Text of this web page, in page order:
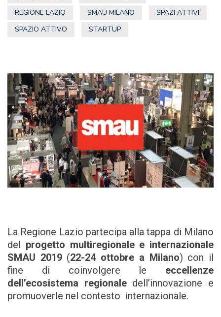
REGIONE LAZIO
SMAU MILANO
SPAZI ATTIVI
SPAZIO ATTIVO
STARTUP
La Regione Lazio partecipa alla tappa di Milano
del progetto multiregionale e internazionale
SMAU 2019(22-24 ottobre a Milano) con il
fine di coinvolgere le eccellenze
dell’ecosistema regionaledell’innovazione e
promuoverle nel contesto internazionale.